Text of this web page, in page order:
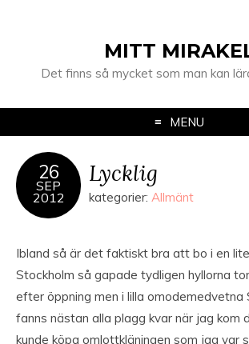
MITT
Det finns så mycket som man kan
MENU
26
SEP
2012
Lycklig
kategorier: Allmänt
Ibland så är det faktiskt bra att bo i en
Stockholm så gapade tydligen hyllorna
efter öppning men i lilla omodemedvetna
fanns nästan alla plagg kvar när jag kom
kunde köpa omlottkläningen som jag var